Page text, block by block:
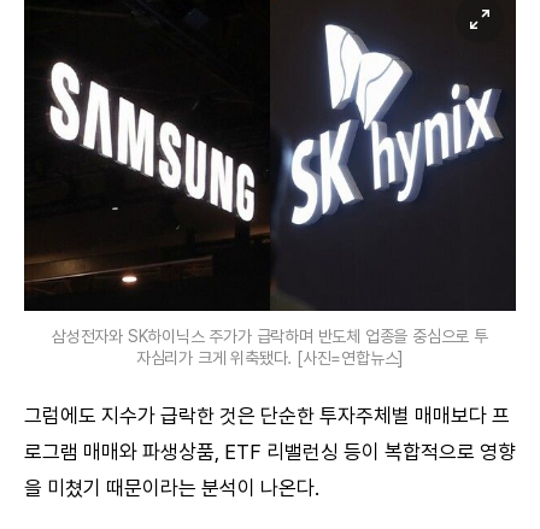
삼성전자와 SK하이닉스 주가가 급락하며 반도체 업종을 중심으로 투
자심리가 크게 위축됐다. [사진=연합뉴스]
그럼에도 지수가 급락한 것은 단순한 투자주체별 매매보다 프
로그램 매매와 파생상품, ETF 리밸런싱 등이 복합적으로 영향
을 미쳤기 때문이라는 분석이 나온다.